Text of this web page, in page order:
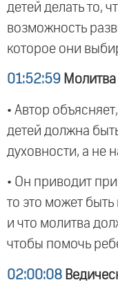
детей делать то,
возможность
которое они
01:52:59 Молитва
• Автор
детей должна
духовности, а не
• Он приводит
то это может
и что молитва
чтобы помочь
02:00:08